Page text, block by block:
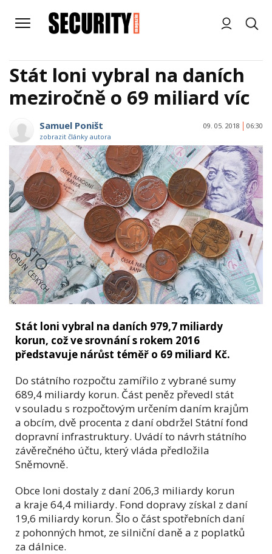
Stát loni vybral na daních
meziročně o 69 miliard víc
Samuel Poništ
zobrazit články autora
09. 05. 2018 06:30
Stát loni vybral na daních 979,7 miliardy
korun, což ve srovnání s rokem 2016
představuje nárůst téměř o 69 miliard Kč.
Do státního rozpočtu zamířilo z vybrané sumy
689,4 miliardy korun. Část peněz převedl stát
v souladu s rozpočtovým určením daním krajům
a obcím, dvě procenta z daní obdržel Státní fond
dopravní infrastruktury. Uvádí to návrh státního
závěrečného účtu, který vláda předložila
Sněmovně.
Obce loni dostaly z daní 206,3 miliardy korun
a kraje 64,4 miliardy. Fond dopravy získal z daní
19,6 miliardy korun. Šlo o část spotřebních daní
z pohonných hmot, ze silniční daně a z poplatků
za dálnice.